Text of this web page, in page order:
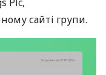
сайті групи.